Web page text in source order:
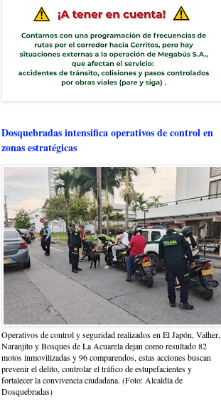
Dosquebradas intensifica operativos de control en
zonas estratégicas
Operativos de control y seguridad realizados en El Japón, Valher,
Naranjito y Bosques de La Acuarela dejan como resultado 82
motos inmovilizadas y 96 comparendos, estas acciones buscan
prevenir el delito, controlar el tráfico de estupefacientes y
fortalecer la convivencia ciudadana. (Foto: Alcaldía de
Dosquebradas)